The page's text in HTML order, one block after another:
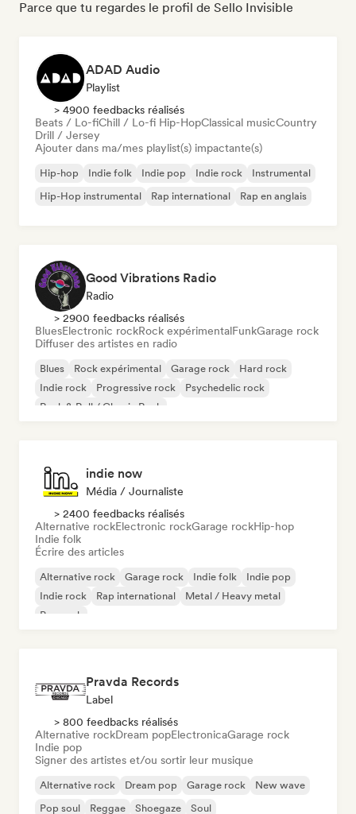
Parce que tu regardes le profil de Sello Invisible
ADAD Audio
Playlist
> 4900 feedbacks réalisés
Beats / Lo-fiChill / Lo-fi Hip-HopClassical musicCountry
Drill / Jersey
Ajouter dans ma/mes playlist(s) impactante(s)
Hip-hop Indie folk Indie pop Indie rock
Instrumental
Hip-Hop instrumental
Rap international Rap en anglais
Good Vibrations Radio
Radio
> 2900 feedbacks réalisés
BluesElectronic rockRock expérimentalFunkGarage rock
Diffuser des artistes en radio
Blues Rock expérimental Garage rock
Hard rock
Indie rock
Progressive rock
Psychedelic rock
Rock & Roll / Classic Rock
indie now
Média / Journaliste
> 2400 feedbacks réalisés
Alternative rockElectronic rockGarage rockHip-hop
Indie folk
Écrire des articles
Alternative rock Garage rock Indie folk
Indie pop
Indie rock
Rap international
Metal / Heavy metal
Pop rock
Pravda Records
Label
> 800 feedbacks réalisés
Alternative rockDream popElectronicaGarage rock
Indie pop
Signer des artistes et/ou sortir leur musique
Alternative rock Dream pop Garage rock
New wave
Pop soul
Reggae Shoegaze Soul